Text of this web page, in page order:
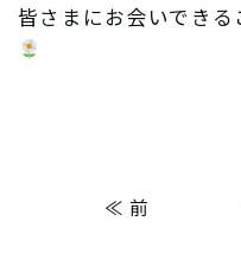
皆さまにお会いでき
≪ 前